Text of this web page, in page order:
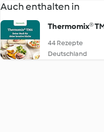
Auch enthalten in
Thermomix®
44 Rezepte
Deutschland